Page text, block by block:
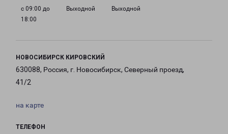
с 09:00 до
18:00
Выходной Выходной
НОВОСИБИРСК КИРОВСКИЙ
630088, Россия, г. Новосибирск, Северный проезд,
41/2
на карте
ТЕЛЕФОН